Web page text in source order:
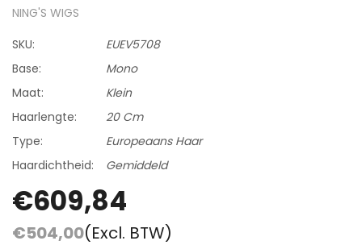
NING'S WIGS
SKU:
EUEV5708
Base:
Mono
Maat:
Klein
Haarlengte:
20 Cm
Type:
Europeaans Haar
Haardichtheid:
Gemiddeld
€609,84
€504,00(Excl. BTW)